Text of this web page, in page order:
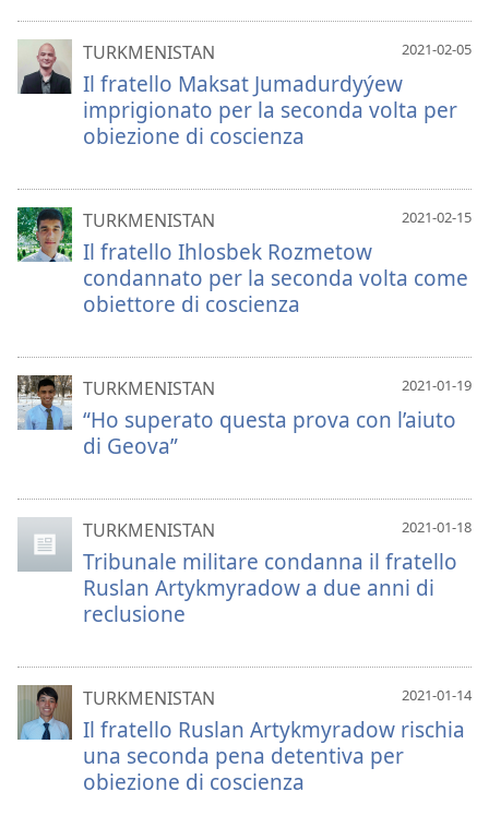
2021-02-05
TURKMENISTAN
Il fratello Maksat Jumadurdyýew
imprigionato per la seconda volta per
obiezione di coscienza
2021-02-15
TURKMENISTAN
Il fratello Ihlosbek Rozmetow
condannato per la seconda volta come
obiettore di coscienza
2021-01-19
TURKMENISTAN
“Ho superato questa prova con l’aiuto
di Geova”
2021-01-18
TURKMENISTAN
Tribunale militare condanna il fratello
Ruslan Artykmyradow a due anni di
reclusione
2021-01-14
TURKMENISTAN
Il fratello Ruslan Artykmyradow rischia
una seconda pena detentiva per
obiezione di coscienza